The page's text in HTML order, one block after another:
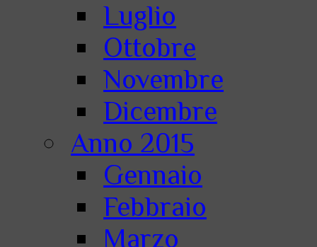
Luglio
Ottobre
Novembre
Dicembre
Anno 2015
Gennaio
Febbraio
Marzo